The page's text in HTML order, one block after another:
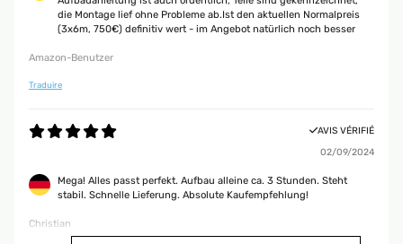
die Montage lief ohne Probleme ab.Ist den aktuellen Normalpreis
(3x6m, 750€) definitiv wert - im Angebot natürlich noch besser
Amazon-Benutzer
Traduire
AVIS VÉRIFIÉ
02/09/2024
Mega! Alles passt perfekt. Aufbau alleine ca. 3 Stunden. Steht
stabil. Schnelle Lieferung. Absolute Kaufempfehlung!
Christian